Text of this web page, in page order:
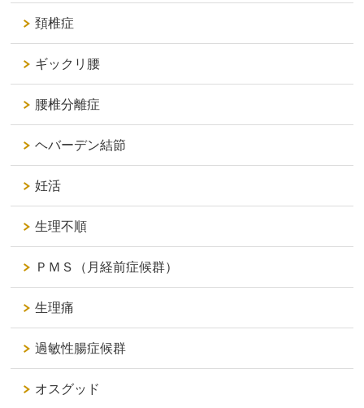
頚椎症
ギックリ腰
腰椎分離症
ヘバーデン結節
妊活
生理不順
ＰＭＳ（月経前症候群）
生理痛
過敏性腸症候群
オスグッド